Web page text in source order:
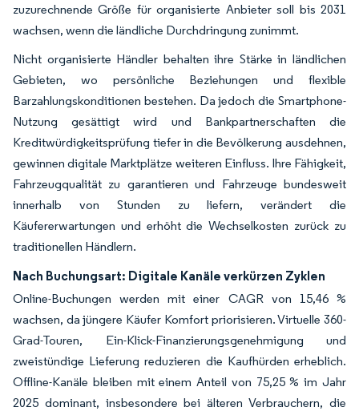
zuzurechnende Größe für organisierte Anbieter soll bis 2031
wachsen, wenn die ländliche Durchdringung zunimmt.
Nicht organisierte Händler behalten ihre Stärke in ländlichen
Gebieten, wo persönliche Beziehungen und flexible
Barzahlungskonditionen bestehen. Da jedoch die Smartphone-
Nutzung gesättigt wird und Bankpartnerschaften die
Kreditwürdigkeitsprüfung tiefer in die Bevölkerung ausdehnen,
gewinnen digitale Marktplätze weiteren Einfluss. Ihre Fähigkeit,
Fahrzeugqualität zu garantieren und Fahrzeuge bundesweit
innerhalb von Stunden zu liefern, verändert die
Käufererwartungen und erhöht die Wechselkosten zurück zu
traditionellen Händlern.
Nach Buchungsart: Digitale Kanäle verkürzen Zyklen
Online-Buchungen werden mit einer CAGR von 15,46 %
wachsen, da jüngere Käufer Komfort priorisieren. Virtuelle 360-
Grad-Touren, Ein-Klick-Finanzierungsgenehmigung und
zweistündige Lieferung reduzieren die Kaufhürden erheblich.
Offline-Kanäle bleiben mit einem Anteil von 75,25 % im Jahr
2025 dominant, insbesondere bei älteren Verbrauchern, die